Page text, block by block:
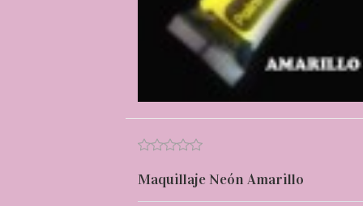
Maquillaje Neón Amarillo